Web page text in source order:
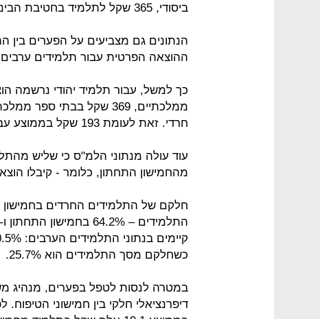
ביסודי, 365 שקל לתלמיד בחטיבת הביניים ו-256 שקל לתלמיד בתיכון.
הנתונים גם מצביעים על הפערים בין
ההוצאה הפרטית עבור תלמידים
חרדי. זאת לעומת 193 שקל בממוצע עבור תלמידים ערבים.
מהחמישון התחתון, כלומר - קיבלו הוצאה
חלקם של התלמידים החרדים
כשחלקם מסך התלמידים הוא 25.7%.
במטרה לנסות לטפל בפערים, מנהיג